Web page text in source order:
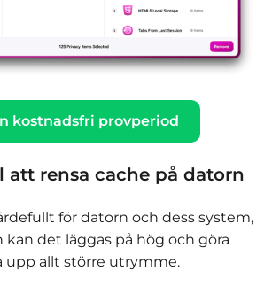
kostnadsfri provperiod
att rensa cache på datorn
för datorn och dess system,
det läggas på hög och göra
upp allt större utrymme.